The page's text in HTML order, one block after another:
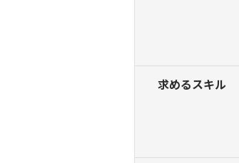
求めるスキル